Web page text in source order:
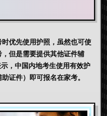
优先使用护照，虽然也可使
但是需要提供其他证件辅
，中国内地考生使用有效护
证件）即可报名在家考。